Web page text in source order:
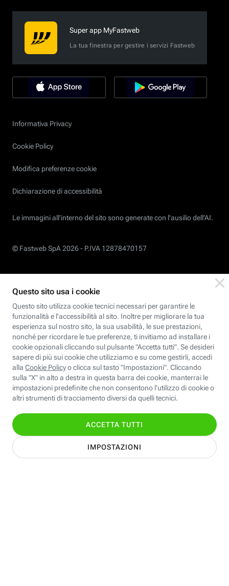
Super app MyFastweb
La tua finestra per gestire i servizi Fastweb
Informativa Privacy
Cookie Policy
Modifica preferenze cookie
Dichiarazione di accessibilità
Le immagini all’interno del sito sono generate con l'ausilio dell'AI.
© Fastweb SpA 2026 - P.IVA 12878470157